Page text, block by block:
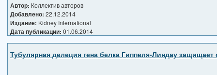
Автор: Коллектив авторов
Добавлено: 22.12.2014
Издание: Kidney International
Дата публикации: 01.06.2014
Тубулярная делеция гена белка Гиппеля-Линдау